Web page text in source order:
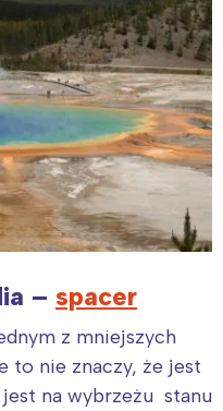
– spacer
z mniejszych
to nie znaczy, że jest
jest na wybrzeżu stanu